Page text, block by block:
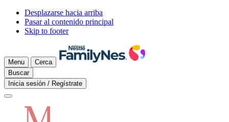
Desplazarse hacia arriba
Pasar al contenido principal
Skip to footer
Menu
Cerca
Buscar
Inicia sesión / Regístrate